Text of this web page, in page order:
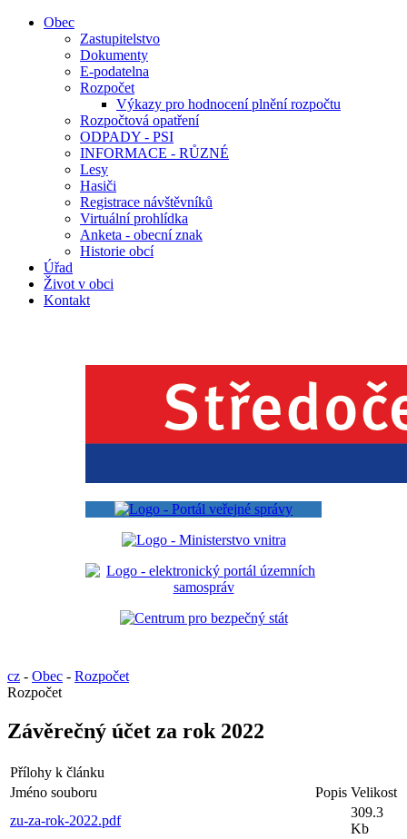
Obec
Zastupitelstvo
Dokumenty
E-podatelna
Rozpočet
Výkazy pro hodnocení plnění rozpočtu
Rozpočtová opatření
ODPADY - PSI
INFORMACE - RŮZNÉ
Lesy
Hasiči
Registrace návštěvníků
Virtuální prohlídka
Anketa - obecní znak
Historie obcí
Úřad
Život v obci
Kontakt
cz - Obec - Rozpočet
Rozpočet
Závěrečný účet za rok 2022
Přílohy k článku
Jméno souboru
Popis Velikost
zu-za-rok-2022.pdf
309.3
Kb